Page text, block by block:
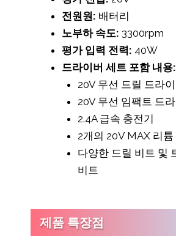
전원원: 배터리
노부하 속도: 3300rpm
평가 입력 전력: 40W
드라이버 세트 포함 내용:
20V 무선 드릴 드라
20V 무선 임팩트 드
2.4A 급속 충전기
2개의 20V MAX 리튬
다양한 드릴 비트 및
비트
제품 특장점